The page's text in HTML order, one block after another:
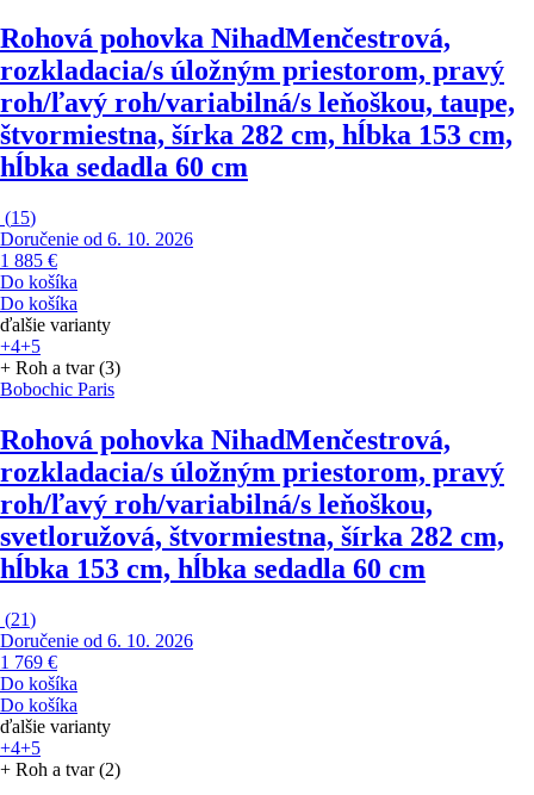
Rohová pohovka NihadMenčestrová,
rozkladacia/s úložným priestorom, pravý
roh/ľavý roh/variabilná/s leňoškou, taupe,
štvormiestna, šírka 282 cm, hĺbka 153 cm,
hĺbka sedadla 60 cm
(15)
Doručenie od 6. 10. 2026
1 885 €
Do košíka
Do košíka
ďalšie varianty
+4+5
+ Roh a tvar (3)
Bobochic Paris
Rohová pohovka NihadMenčestrová,
rozkladacia/s úložným priestorom, pravý
roh/ľavý roh/variabilná/s leňoškou,
svetloružová, štvormiestna, šírka 282 cm,
hĺbka 153 cm, hĺbka sedadla 60 cm
(21)
Doručenie od 6. 10. 2026
1 769 €
Do košíka
Do košíka
ďalšie varianty
+4+5
+ Roh a tvar (2)